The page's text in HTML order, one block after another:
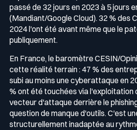
Télécharger le guide
passé de 32 jours en 2023 à 5 jours
(Mandiant/Google Cloud). 32 % des
2024 l'ont été avant même que le
publiquement.
En France, le baromètre CESIN/
cette réalité terrain : 47 % des
subi au moins une cyberattaque en
% ont été touchées via l'exploitation
vecteur d'attaque derrière le
question de manque d'outils. C'est
structurellement inadaptée au